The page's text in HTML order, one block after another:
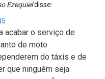
Ezequieldisse:
acabar o serviço de
de moto
do táxis e de
que ninguém seja